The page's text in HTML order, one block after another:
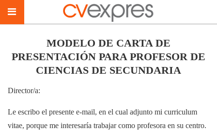
MODELO DE CARTA DE
PRESENTACIÓN PARA PROFESOR DE
CIENCIAS DE SECUNDARIA
Director/a:
Le escribo el presente e-mail, en el cual adjunto mi curriculum
vitae, porque me interesaría trabajar como profesora en su centro.